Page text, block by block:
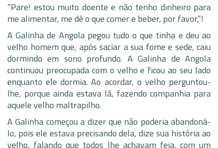
“Pare! estou muito doente e não tenho dinheiro para
me alimentar, me dê o que comer e beber, por favor,”!
A Galinha de Angola pegou tudo o que tinha e deu ao
velho homem que, após saciar a sua fome e sede, caiu
dormindo em sono profundo. A Galinha de Angola
continuou preocupada com o velho e ficou ao seu lado
enquanto ele dormia. Ao acordar, o velho perguntou-
lhe, porque ainda estava lá, fazendo companhia para
aquele velho maltrapilho.
A Galinha começou a dizer que não poderia abandoná-
lo, pois ele estava precisando dela, dize sua história ao
velho, falando que todos lhe achavam feia, com um